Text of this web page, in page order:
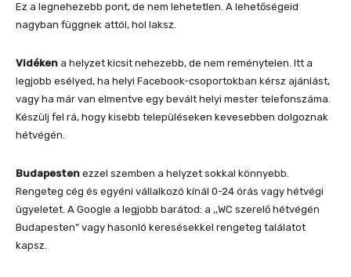
Ez a legnehezebb pont, de nem lehetetlen. A lehetőségeid
nagyban függnek attól, hol laksz.
Vidéken a helyzet kicsit nehezebb, de nem reménytelen. Itt a
legjobb esélyed, ha helyi Facebook-csoportokban kérsz ajánlást,
vagy ha már van elmentve egy bevált helyi mester telefonszáma.
Készülj fel rá, hogy kisebb településeken kevesebben dolgoznak
hétvégén.
Budapesten ezzel szemben a helyzet sokkal könnyebb.
Rengeteg cég és egyéni vállalkozó kínál 0-24 órás vagy hétvégi
ügyeletet. A Google a legjobb barátod: a ,,WC szerelő hétvégén
Budapesten” vagy hasonló keresésekkel rengeteg találatot
kapsz.